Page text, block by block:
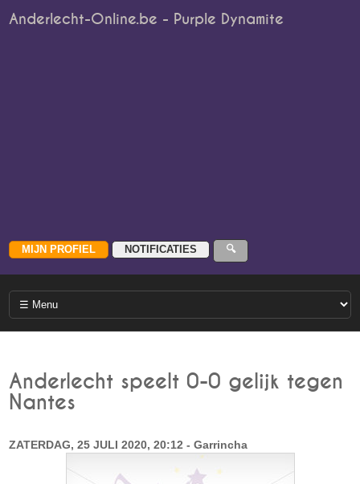
Anderlecht-Online.be - Purple Dynamite
Anderlecht speelt 0-0 gelijk tegen
Nantes
ZATERDAG, 25 JULI 2020, 20:12 - Garrincha